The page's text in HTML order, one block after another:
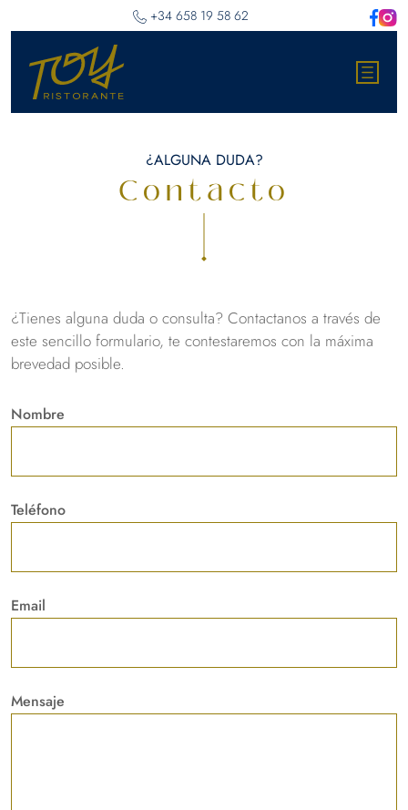
‎+34 658 19 58 62
¿ALGUNA DUDA?
Contacto
¿Tienes alguna duda o consulta? Contactanos a través de
este sencillo formulario, te contestaremos con la máxima
brevedad posible.
Nombre
Teléfono
Email
Mensaje